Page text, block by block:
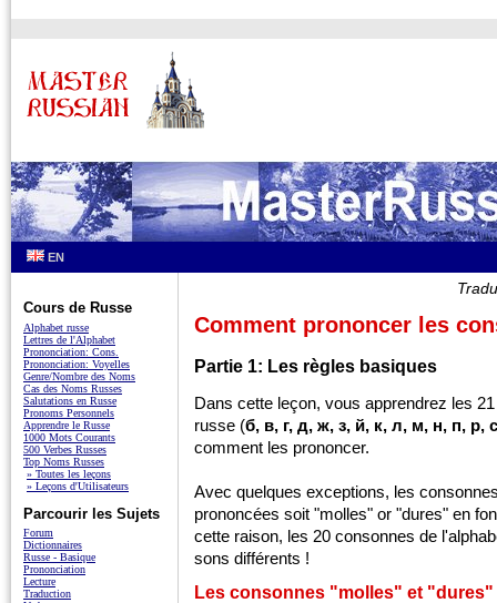
EN
Comment prononcer les
Partie 1: Les règles basiques
Dans cette leçon, vous apprendrez les
russe (б, в, г, д, ж, з, й, к, л, м, н, п,
comment les prononcer.
Avec quelques exceptions, les
prononcées soit "molles" or "dures" en
cette raison, les 20 consonnes de
sons différents !
Les consonnes "molles" et "dures"
Cours de Russe
Alphabet russe
Lettres de l'Alphabet
Prononciation: Cons.
Prononciation: Voyelles
Genre/Nombre des Noms
Cas des Noms Russes
Salutations en Russe
Pronoms Personnels
Apprendre le Russe
1000 Mots Courants
500 Verbes Russes
Top Noms Russes
» Toutes les leçons
» Leçons d'Utilisateurs
Parcourir les Sujets
Forum
Dictionnaires
Russe - Basique
Prononciation
Lecture
Traduction